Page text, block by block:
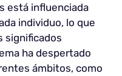
está influenciada
individuo, lo que
significados
ha despertado
ámbitos, como